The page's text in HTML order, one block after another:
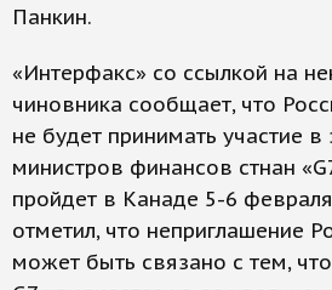
Панкин.
«Интерфакс» со ссылкой на
чиновника сообщает, что
не будет принимать участие в
министров финансов стнан
пройдет в Канаде 5-6
отметил, что неприглашение
может быть связано с тем,